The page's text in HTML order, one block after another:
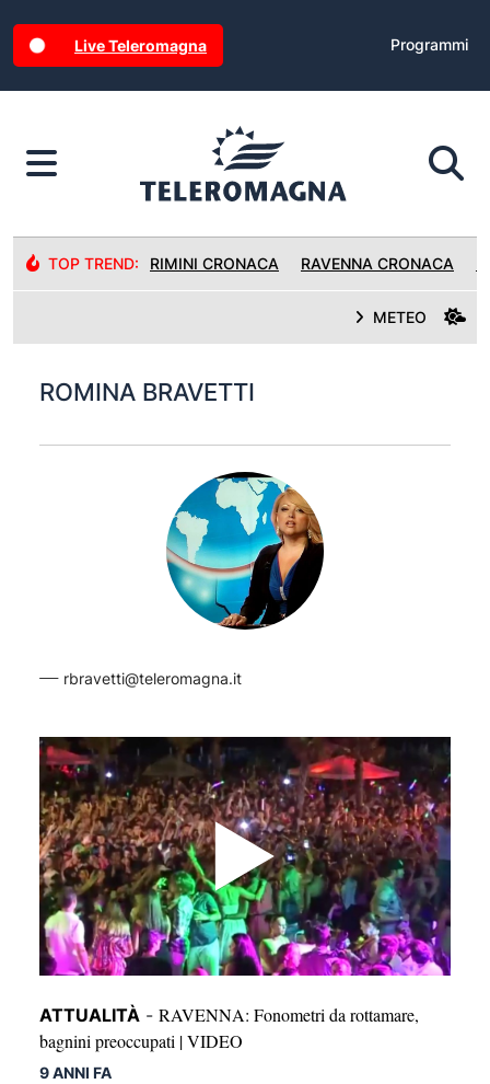
Live Teleromagna Programmi
TOP TREND: RIMINI CRONACA RAVENNA CRONACA
METEO
ROMINA BRAVETTI
rbravetti@teleromagna.it
ATTUALITÀ - RAVENNA: Fonometri da rottamare,
bagnini preoccupati | VIDEO
9 ANNI FA